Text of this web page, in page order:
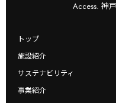
Access. 神
トップ
施設紹介
サステナビリティ
事業紹介